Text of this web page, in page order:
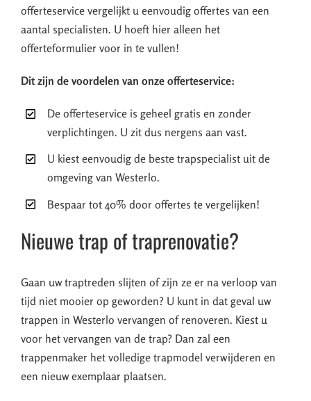
offerteservice vergelijkt u eenvoudig offertes van een
aantal specialisten. U hoeft hier alleen het
offerteformulier voor in te vullen!
Dit zijn de voordelen van onze offerteservice:
De offerteservice is geheel gratis en zonder
verplichtingen. U zit dus nergens aan vast.
U kiest eenvoudig de beste trapspecialist uit de
omgeving van Westerlo.
Bespaar tot 40% door offertes te vergelijken!
Nieuwe trap of traprenovatie?
Gaan uw traptreden slijten of zijn ze er na verloop van
tijd niet mooier op geworden? U kunt in dat geval uw
trappen in Westerlo vervangen of renoveren. Kiest u
voor het vervangen van de trap? Dan zal een
trappenmaker het volledige trapmodel verwijderen en
een nieuw exemplaar plaatsen.